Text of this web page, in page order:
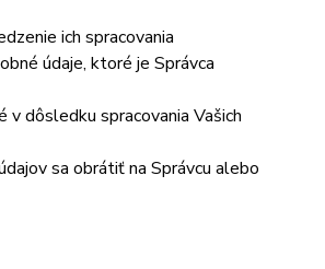
ich spracovania
údaje, ktoré je Správca
v dôsledku spracovania Vašich
sa obrátiť na Správcu alebo